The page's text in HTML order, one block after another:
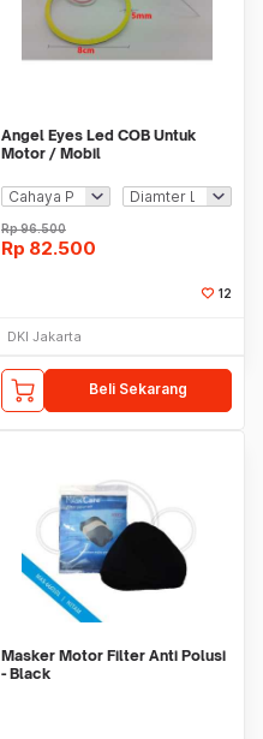
Angel Eyes Led COB Untuk
Motor / Mobil
Rp96.500
Rp 82.500
12
DKI Jakarta
Beli Sekarang
Masker Motor Filter Anti Polusi
- Black